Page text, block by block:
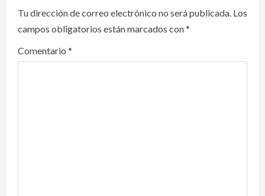
i
g
a
Tu dirección de correo electrónico no será publicada. Los
campos obligatorios están marcados con*
Comentario *